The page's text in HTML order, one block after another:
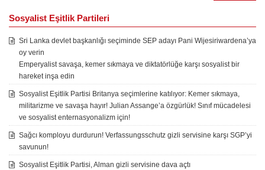
Sosyalist Eşitlik Partileri
Sri Lanka devlet başkanlığı seçiminde SEP adayı Pani Wijesiriwardena’ya
oy verin
Emperyalist savaşa, kemer sıkmaya ve diktatörlüğe karşı sosyalist bir
hareket inşa edin
Sosyalist Eşitlik Partisi Britanya seçimlerine katılıyor: Kemer sıkmaya,
militarizme ve savaşa hayır! Julian Assange’a özgürlük! Sınıf mücadelesi
ve sosyalist enternasyonalizm için!
Sağcı komployu durdurun! Verfassungsschutz gizli servisine karşı SGP’yi
savunun!
Sosyalist Eşitlik Partisi, Alman gizli servisine dava açtı